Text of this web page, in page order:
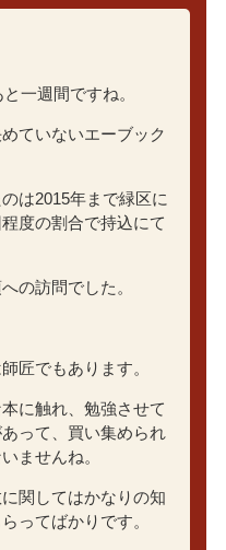
一週間ですね。
ていないエーブック
は2015年まで緑区に
度の割合で持込にて
の訪問でした。
匠でもあります。
に触れ、勉強させて
って、買い集められ
ませんね。
関してはかなりの知
ってばかりです。